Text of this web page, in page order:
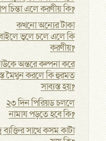
চিন্তা এলে করণীয় কি?
কখনো অন্যের টাকা
ভুলে চলে এলে কি
করণীয়?
অন্তরে কল্পনা করে
মৈথুন করলে কি হুরমত
সাব্যস্ত হয়?
২৩ দিন পিরিয়ড চললে
নামায পড়তে হবে কি?
ব্যক্তির সাথে কসম কাটা